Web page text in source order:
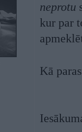
neprotu
kur par
Kā